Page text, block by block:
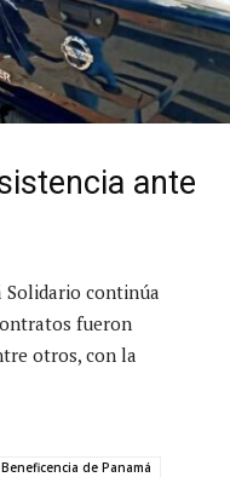
ante
Solidario continúa
fueron
otros, con la
de Panamá